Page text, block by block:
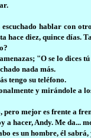
escuchado hablar con
hace diez, quince días.
"O se lo dices
nada más.
tengo su teléfono.
y mirándole a
pero mejor es frente a
a hacer, Andy. Me da...
es un hombre, él